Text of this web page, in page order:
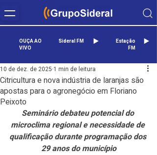
OUÇA AO
VIVO
Sideral FM
Estação
FM
Citricultura e nova indústria de laranjas são
apostas para o agronegócio em Floriano
Peixoto
10 de dez. de 2025 1 min de leitura
Seminário debateu potencial do
microclima regional e necessidade de
qualificação durante programação dos
29 anos do município